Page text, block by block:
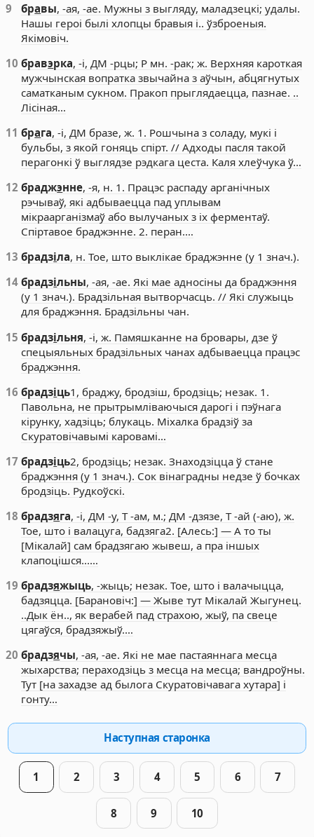
9
бравы, -ая, -ае. Мужны з выгляду, маладзецкі; удалы.
Нашы героі былі хлопцы бравыя і.. ўзброеныя.
Якімовіч.
10 бравэрка, -і, ДМ -рцы; Р мн. -рак; ж. Верхняя кароткая
мужчынская вопратка звычайна з аўчын, абцягнутых
саматканым сукном. Пракоп прыглядаецца, пазнае. ..
Лісіная…
11 брага, -і, ДМ бразе, ж. 1. Рошчына з соладу, мукі і
бульбы, з якой гоняць спірт. // Адходы пасля такой
перагонкі ў выглядзе рэдкага цеста. Каля хлеўчука ў…
12 браджэнне, -я, н. 1. Працэс распаду арганічных
рэчываў, які адбываецца пад уплывам
мікраарганізмаў або вылучаных з іх ферментаў.
Спіртавое браджэнне. 2. перан.…
13 брадзіла, н. Тое, што выклікае браджэнне (у 1 знач.).
14 брадзільны, -ая, -ае. Які мае адносіны да браджэння
(у 1 знач.). Брадзільная вытворчасць. // Які служыць
для браджэння. Брадзільны чан.
15 брадзільня, -і, ж. Памяшканне на бровары, дзе ў
спецыяльных брадзільных чанах адбываецца працэс
браджэння.
16 брадзіць1, браджу, бродзіш, бродзіць; незак. 1.
Павольна, не прытрымліваючыся дарогі і пэўнага
кірунку, хадзіць; блукаць. Міхалка брадзіў за
Скуратовічавымі каровамі…
17 брадзіць2, бродзіць; незак. Знаходзіцца ў стане
браджэння (у 1 знач.). Сок вінаградны недзе ў бочках
бродзіць. Рудкоўскі.
18 брадзяга, -і, ДМ -у, Т -ам, м.; ДМ -дзязе, Т -ай (-аю), ж.
Тое, што і валацуга, бадзяга2. [Алесь:] — А то ты
[Мікалай] сам брадзягаю жывеш, а пра іншых
клапоцішся...…
19 брадзяжыць, -жыць; незак. Тое, што і валачыцца,
бадзяцца. [Барановіч:] — Жыве тут Мікалай Жыгунец.
..Дык ён.., як верабей пад страхою, жыў, па свеце
цягаўся, брадзяжыў.…
20 брадзячы, -ая, -ае. Які не мае пастаяннага месца
жыхарства; пераходзіць з месца на месца; вандроўны.
Тут [на захадзе ад былога Скуратовічавага хутара] і
гонту…
Наступная старонка
1 2 3 4 5 6 7
8 9 10